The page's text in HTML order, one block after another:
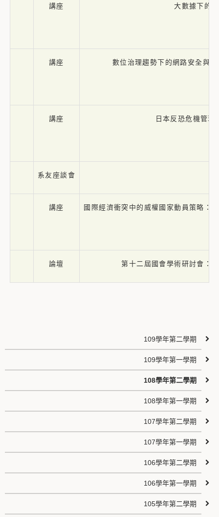
講座 大數據下的
講座 數位治理趨勢下的網路安全與
講座 日本反恐危機管理
系友座談會
講座 國際經濟衝突中的威權國家動員策略：
論壇 第十二屆國會學術研討會：
109學年第二學期
109學年第一學期
108學年第二學期
108學年第一學期
107學年第二學期
107學年第一學期
106學年第二學期
106學年第一學期
105學年第二學期